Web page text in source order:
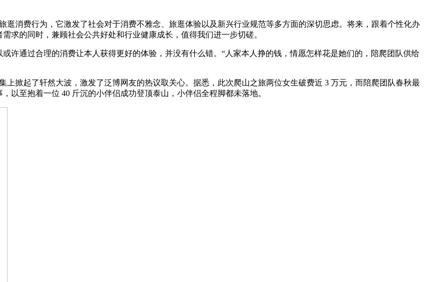
消费行为，它激发了社会对于消费不雅念、旅逛体验以及新兴行业规范等多方面的深切思虑。将来，跟着个性化办
求的同时，兼顾社会公共好处和行业健康成长，值得我们进一步切磋。
通过合理的消费让本人获得更好的体验，并没有什么错。“人家本人挣的钱，情愿怎样花是她们的，陪爬团队供给
掀起了轩然大波，激发了泛博网友的热议取关心。据悉，此次爬山之旅两位女生破费近 3 万元，而陪爬团队春秋最
以至抱着一位 40 斤沉的小伴侣成功登顶泰山，小伴侣全程脚都未落地。